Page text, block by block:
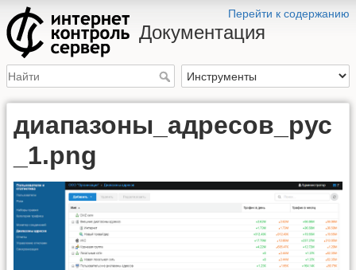
Перейти к содержанию
Документация
диапазоны_адресов_рус
_1.png